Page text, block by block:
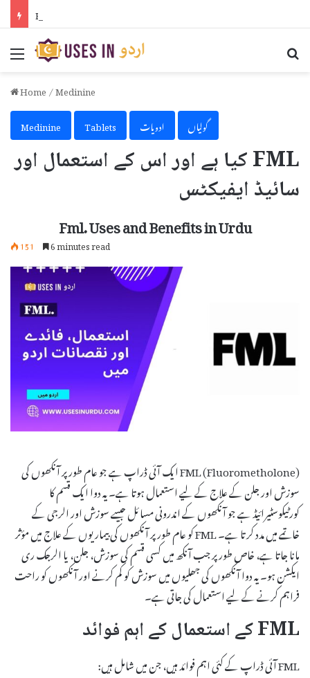
How to Activate iPhone Using 3uTools in Urdu
Menu
Home/Medinine
Medinine
Tablets ادویات گولیاں
FML کیا ہے اور اس کے استعمال اور
سائیڈ ایفیکٹس
Fml. Uses and Benefits in Urdu
151 6 minutes read
FML (Fluorometholone) ایک آئی ڈراپ ہے جو عام طور پر آنکھوں کی
سوزش اور جلن کے علاج کے لیے استعمال ہوتا ہے۔ یہ دوا ایک قسم کا
کورٹیکوسٹیرائیڈ ہے جو آنکھوں کے اندرونی مسائل جیسے سوزش اور الرجی کے
خاتمے میں مدد کرتا ہے۔ FML کو عام طور پر آنکھوں کی بیماریوں کے علاج میں مؤثر
مانا جاتا ہے، خاص طور پر جب آنکھ میں کسی قسم کی سوزش، جلن، یا الرجک ری
ایکشن ہو۔ یہ دوا آنکھوں کی جھلیوں میں سوزش کو کم کرنے اور آنکھوں کو راحت
فراہم کرنے کے لیے استعمال کی جاتی ہے۔
FML کے استعمال کے اہم فوائد
FML آئی ڈراپ کے کئی اہم فوائد ہیں، جن میں شامل ہیں: